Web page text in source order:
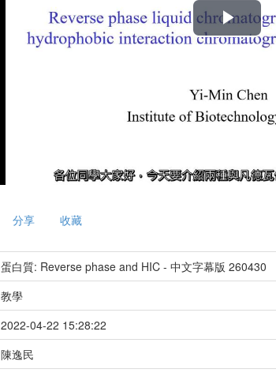
播
影
分享 收藏
蛋白質: Reverse phase and HIC - 中文字幕版 260430
教學
2022-04-22 15:28:22
陳逸民